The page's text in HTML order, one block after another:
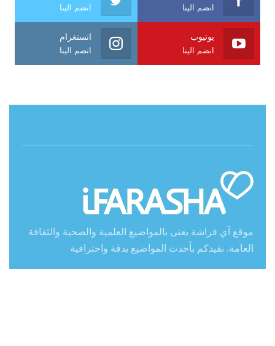
انضم الينا انضم الينا
يوتيوب
انضم الينا
انستغرام
انضم الينا
موقع آي فراشة يعنى بالمواضيع العلمية والصحية والثقافة
العامة. نفيدكم بأحدث المواضيع بدقة واحترافية